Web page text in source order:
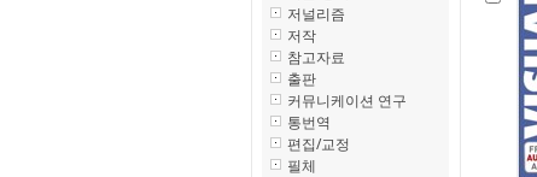
저널리즘
저작
참고자료
출판
커뮤니케이션 연구
통번역
편집/교정
필체